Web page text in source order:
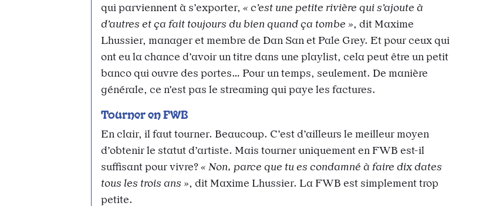
qui parviennent à s’exporter, « c’est une petite rivière qui s’ajoute à
d’autres et ça fait toujours du bien quand ça tombe », dit Maxime
Lhussier, manager et membre de Dan San et Pale Grey. Et pour ceux qui
ont eu la chance d’avoir un titre dans une playlist, cela peut être un petit
banco qui ouvre des portes… Pour un temps, seulement. De manière
générale, ce n’est pas le streaming qui paye les factures.
Tourner en FWB
En clair, il faut tourner. Beaucoup. C’est d’ailleurs le meilleur moyen
d’obtenir le statut d’artiste. Mais tourner uniquement en FWB est-il
suffisant pour vivre?« Non, parce que tu es condamné à faire dix dates
tous les trois ans », dit Maxime Lhussier. La FWB est simplement trop
petite.